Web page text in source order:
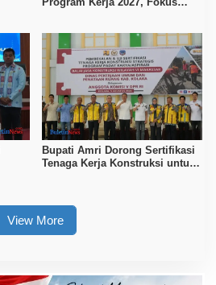
Bupati Amri Dorong Sertifikasi
Tenaga Kerja Konstruksi untuk
View More